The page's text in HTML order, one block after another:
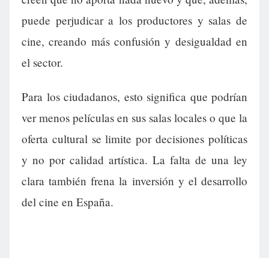
puede perjudicar a los productores y salas de
cine, creando más confusión y desigualdad en
el sector.
Para los ciudadanos, esto significa que podrían
ver menos películas en sus salas locales o que la
oferta cultural se limite por decisiones políticas
y no por calidad artística. La falta de una ley
clara también frena la inversión y el desarrollo
del cine en España.